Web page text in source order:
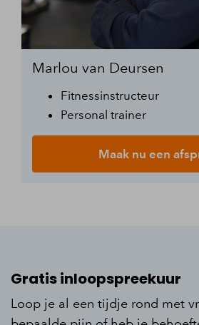
Marlou van Deursen
Fitnessinstructeur
Personal trainer
Maak nu een
Gratis inloopspreekuur
Loop je al een tijdje rond met